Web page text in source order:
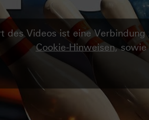
des Videos ist eine
Cookie-Hinweisen,